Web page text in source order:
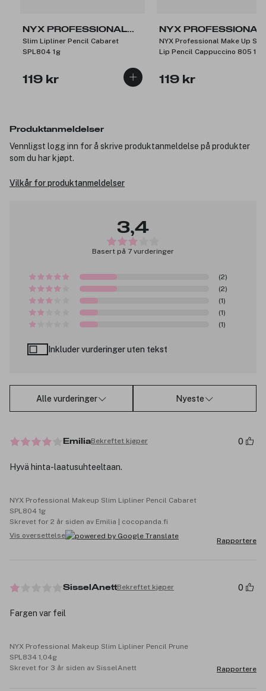
NYX PROFESSIONAL
MAKEUP
Slim Lipliner Pencil Cabaret
SPL804 1g
119 kr
NYX PROFESSIONAL
MAKEUP
NYX Professional Make Up
Lip Pencil Cappuccino 805 1g
119 kr
Produktanmeldelser
Vennligst logg inn for å skrive produktanmeldelse på produkter
som du har kjøpt.
Vilkår for produktanmeldelser
3,4
Basert på 7 vurderinger
(2)
(2)
(1)
(1)
(1)
Inkluder vurderinger uten tekst
Alle vurderinger Nyeste
EmiliaBekreftet kjøper 0
Hyvä hinta-laatusuhteeltaan.
NYX Professional Makeup Slim Lipliner Pencil Cabaret
SPL804 1g
Skrevet for 2 år siden av Emilia | cocopanda.fi
Vis oversettelse
Rapportere
SisselAnettBekreftet kjøper 0
Fargen var feil
NYX Professional Makeup Slim Lipliner Pencil Prune
SPL834 1,04g
Skrevet for 3 år siden av SisselAnett
Rapportere